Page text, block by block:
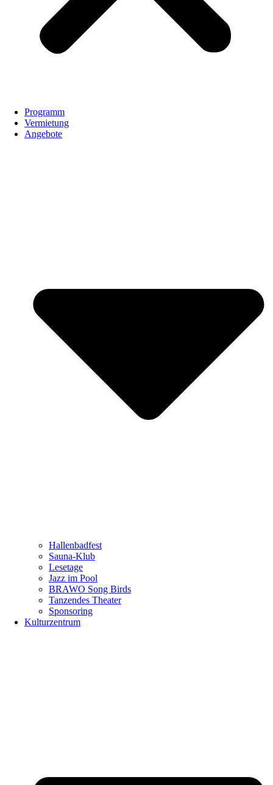
Programm
Vermietung
Angebote
Hallenbadfest
Sauna-Klub
Lesetage
Jazz im Pool
BRAWO Song Birds
Tanzendes Theater
Sponsoring
Kulturzentrum